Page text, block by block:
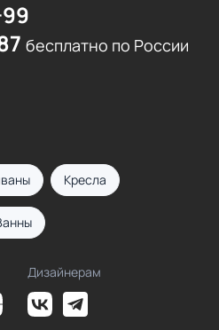
бесплатно по России
Кресла
Дизайнерам